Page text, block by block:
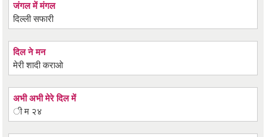
जंगल में मंगल
दिल्ली सफारी
दिल ने मन
मेरी शादी कराओ
अभी अभी मेरे दिल में
ी म २४